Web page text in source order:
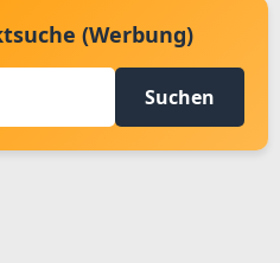
(Werbung)
Suchen